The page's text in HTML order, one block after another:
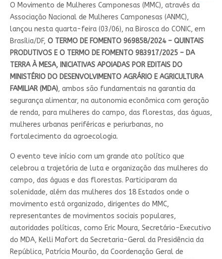
O Movimento de Mulheres Camponesas (MMC), através da
Associação Nacional de Mulheres Camponesas (ANMC),
lançou nesta quarta-feira (03/06), na Birosca do CONIC, em
Brasília/DF, O TERMO DE FOMENTO 969858/2024 – QUINTAIS
PRODUTIVOS E O TERMO DE FOMENTO 983917/2025 – DA
TERRA À MESA, INICIATIVAS APOIADAS POR EDITAIS DO
MINISTÉRIO DO DESENVOLVIMENTO AGRÁRIO E AGRICULTURA
FAMILIAR (MDA), ambos são fundamentais na garantia da
segurança alimentar, na autonomia econômica com geração
de renda, para mulheres do campo, das florestas, das águas,
mulheres urbanas periféricas e periurbanas, no
fortalecimento da agroecologia.
O evento teve início com um grande ato político que
celebrou a trajetória de luta e organização das mulheres do
campo, das águas e das florestas. Participaram da
solenidade, além das mulheres dos 18 Estados onde o
movimento está organizado, dirigentes do MMC,
representantes de movimentos sociais populares,
autoridades políticas, como Eric Moura, Secretário-Executivo
do MDA, Kelli Mafort da Secretaria-Geral da Presidência da
República, Patrícia Mourão, da Coordenação Geral de